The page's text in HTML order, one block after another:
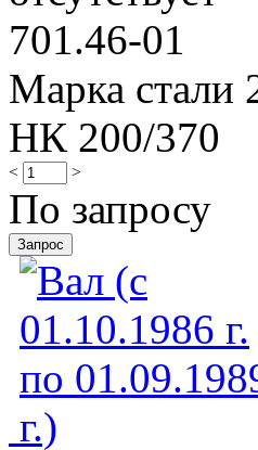
701.46-01
Марка стали
НК 200/370
< >
По запросу